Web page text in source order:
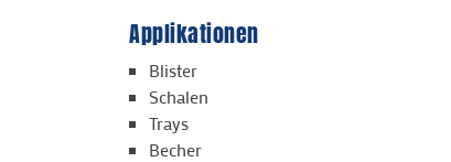
Applikationen
Blister
Schalen
Trays
Becher